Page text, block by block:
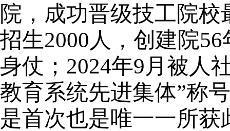
院，成功晋级技工院
招生2000人，创建院
身仗；2024年9月被人
教育系统先进集体”称
是首次也是唯一一所